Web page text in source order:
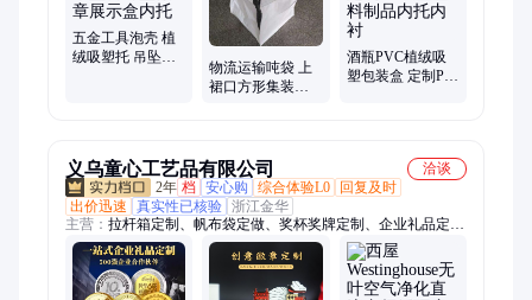
五金工具泡壳 植
绒吸塑托 吊坠首
物流运输吨袋 上
裙口方形集装袋
酒瓶PVC植绒吸
塑包装盒 定制PS
义乌童心工艺品有限公司
洽谈
2年 档 安心购 综合体验L0
回复及时
出价迅速
真实性已核验 浙江金华
主营： 拉杆箱定制、帆布袋定做、奖杯奖牌定制、企业礼品定
制、保温杯定制、茶具定制、礼品套装定制、冰箱贴定制、文创
礼品定制、商务礼品定制、运动包定制、伴手礼定制、毛绒公仔
定制、高端礼品定制、节日礼品定制、员工伴手礼定制、POLO